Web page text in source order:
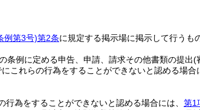
例第3号)第2条に規定する掲示場に掲示して行うも
条例に定める申告、申請、請求その他書類の提出(
これらの行為をすることができないと認める場合
為をすることができないと認める場合には、 第1